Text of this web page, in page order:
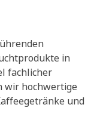
in
fachlicher
wir hochwertige
und